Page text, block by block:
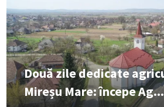
Două zile dedicate
Mireșu Mare: începe Ag...